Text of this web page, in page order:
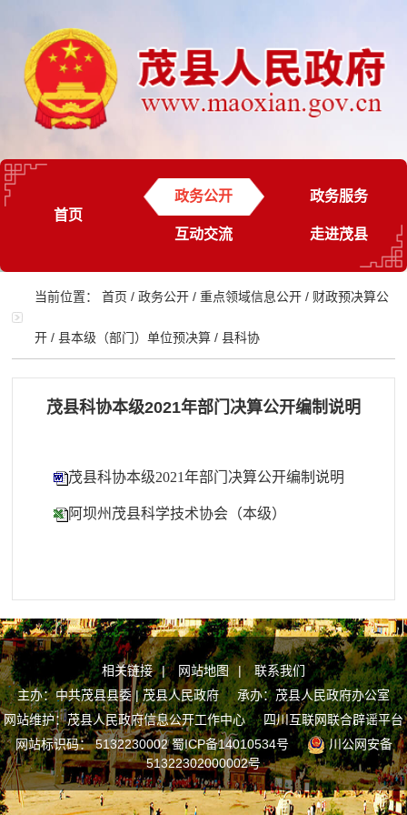
首页
政务公开 政务服务
互动交流 走进茂县
当前位置：首页 /政务公开 /重点领域信息公开 / 财政预决算公
开 /县本级（部门）单位预决算 /县科协
茂县科协本级2021年部门决算公开编制说明
茂县科协本级2021年部门决算公开编制说明
阿坝州茂县科学技术协会（本级）
相关链接 | 网站地图 |
联系我们
主办：中共茂县县委 | 茂县人民政府 承办：茂县人民政府办公室
网站维护：茂县人民政府信息公开工作中心四川互联网联合辟谣平台
网站标识码： 5132230002蜀ICP备14010534号
川公网安备
51322302000002号